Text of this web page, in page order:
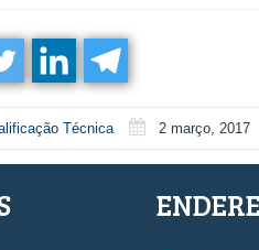
Técnica 2 março, 2017